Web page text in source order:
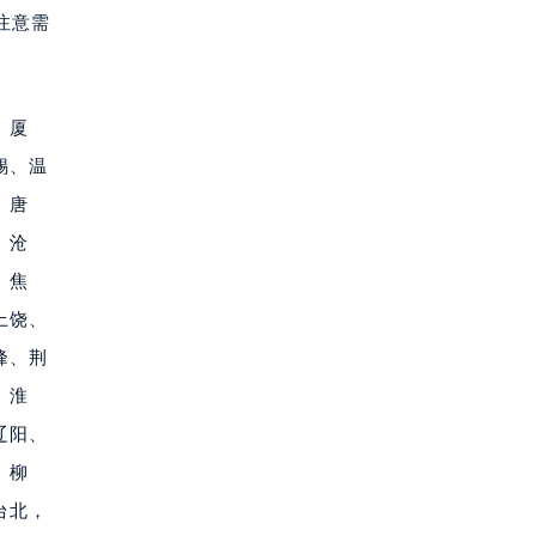
意需
厦
、温
唐
沧
焦
、
、荆
淮
、
柳
，